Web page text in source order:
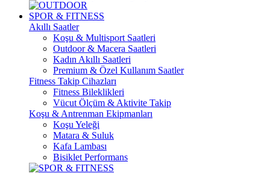
SPOR & FITNESS
Akıllı Saatler
Koşu & Multisport Saatleri
Outdoor & Macera Saatleri
Kadın Akıllı Saatleri
Premium & Özel Kullanım Saatler
Fitness Takip Cihazları
Fitness Bileklikleri
Vücut Ölçüm & Aktivite Takip
Koşu & Antrenman Ekipmanları
Koşu Yeleği
Matara & Suluk
Kafa Lambası
Bisiklet Performans